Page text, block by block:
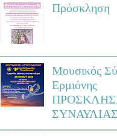
Πρόσκληση
Μουσικός
Ερμιόνης
ΣΥΝΑΥΛΙΑΣ